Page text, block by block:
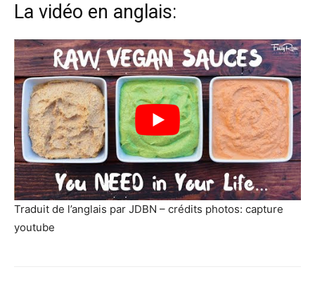
La vidéo en anglais:
Traduit de l’anglais par JDBN – crédits photos: capture
youtube